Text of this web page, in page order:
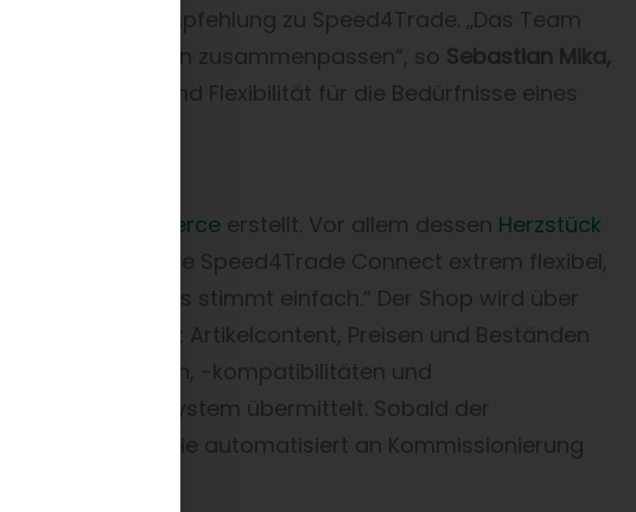
Bilstein auf Empfehlung zu Speed4Trade. „Das Team
Arbeitsweisen zusammenpassen“, so Sebastian Mika,
„Verständnis und Flexibilität für die Bedürfnisse eines
Commerce erstellt. Vor allem dessen Herzstück
Mika: „Ich finde Speed4Trade Connect extrem flexibel,
Diese Basis stimmt einfach.“ Der Shop wird über
z. B. mit Artikelcontent, Preisen und Beständen
-kompatibilitäten und
an das ERP-System übermittelt. Sobald der
hat, werden sie automatisiert an Kommissionierung